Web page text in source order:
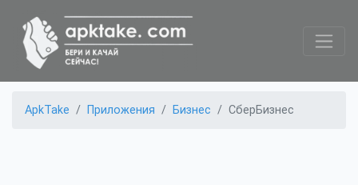
ApkTake Приложения Бизнес СберБизнес